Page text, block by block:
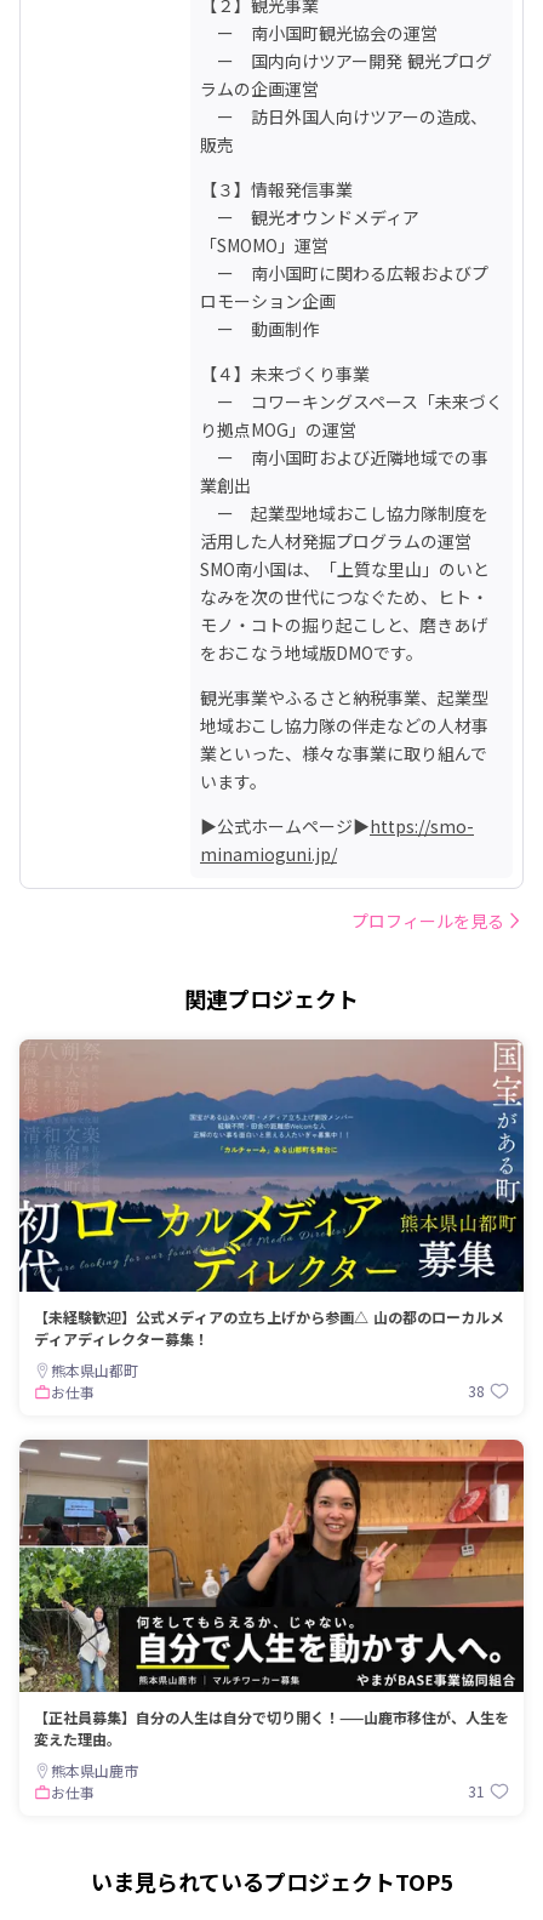
ー　南小国町観光協会の運営
ー　国内向けツアー開発 観光プログ
ラムの企画運営
ー　訪日外国人向けツアーの造成、
販売
【３】情報発信事業
ー　観光オウンドメディア
「SMOMO」運営
ー　南小国町に関わる広報およびプ
ロモーション企画
ー　動画制作
【４】未来づくり事業
ー　コワーキングスペース「未来づく
り拠点MOG」の運営
ー　南小国町および近隣地域での事
業創出
ー　起業型地域おこし協力隊制度を
活用した人材発掘プログラムの運営
SMO南小国は、「上質な里山」のいと
なみを次の世代につなぐため、ヒト・
モノ・コトの掘り起こしと、磨きあげ
をおこなう地域版DMOです。
観光事業やふるさと納税事業、起業型
地域おこし協力隊の伴走などの人材事
業といった、様々な事業に取り組んで
います。
▶公式ホームページ▶https://smo-
minamioguni.jp/
プロフィールを見る
関連プロジェクト
【未経験歓迎】公式メディアの立ち上げから参画△ 山の都のローカルメ
ディアディレクター募集！
熊本県山都町
お仕事
38
【正社員募集】自分の人生は自分で切り開く！——山鹿市移住が、人生を
変えた理由。
熊本県山鹿市
お仕事
31
いま見られているプロジェクトTOP5